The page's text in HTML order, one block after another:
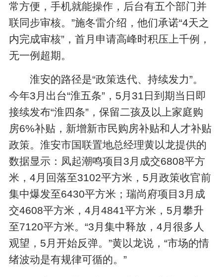
常方便，手机就能操作，后台有五个部门并
联同步审核。”施冬雷介绍，他们承诺“4天之
内完成审核”，首月申请高峰时积压上千例，
无一例超期。
淮安的路径是“政策迭代、持续发力”。
今年3月出台“淮五条”，5月31日到期当日即
接续发布“淮四条”，保留二孩及以上家庭购
房6%补贴，新增新市民购房补贴和人才补贴
政策。淮安市国联置地总经理黄以龙提供的
数据显示：凤起潮鸣项目3月成交6808平方
米，4月回落至3102平方米，5月政策收官前
集中爆发至6430平方米；瑞尚府项目3月成
交4608平方米，4月4841平方米，5月攀升
至7120平方米。“3月集中释放，4月很多人
观望，5月开始反弹。”黄以龙说，“市场的情
绪波动是有规律可循的。”